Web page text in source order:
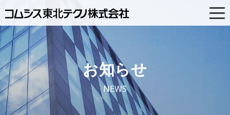
PAGE TOP
お知らせ
NEWS